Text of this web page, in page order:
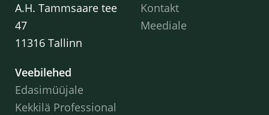
A.H. Tammsaare tee
47
11316 Tallinn
Kontakt
Meediale
Veebilehed
Edasimüüjale
Kekkilä Professional